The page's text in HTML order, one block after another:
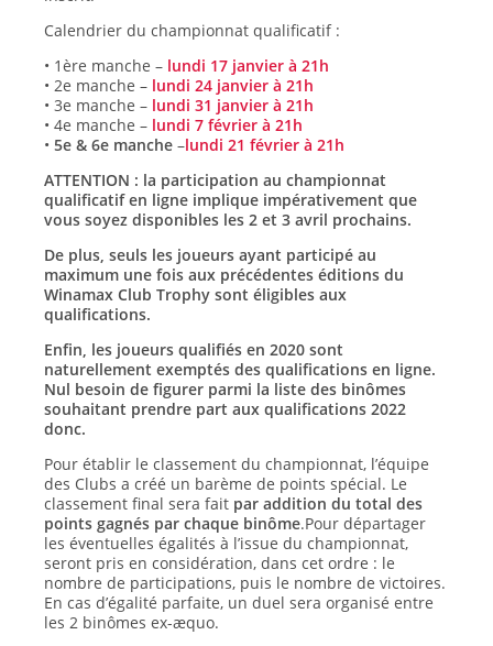
Calendrier du championnat qualificatif :
• 1ère manche – lundi 17 janvier à 21h
• 2e manche – lundi 24 janvier à 21h
• 3e manche – lundi 31 janvier à 21h
• 4e manche – lundi 7 février à 21h
•5e & 6e manche –lundi 21 février à 21h
ATTENTION : la participation au championnat
qualificatif en ligne implique impérativement que
vous soyez disponibles les 2 et 3 avril prochains.
De plus, seuls les joueurs ayant participé au
maximum une fois aux précédentes éditions du
Winamax Club Trophy sont éligibles aux
qualifications.
Enfin, les joueurs qualifiés en 2020 sont
naturellement exemptés des qualifications en ligne.
Nul besoin de figurer parmi la liste des binômes
souhaitant prendre part aux qualifications 2022
donc.
Pour établir le classement du championnat, l’équipe
des Clubs a créé un barème de points spécial. Le
classement final sera fait par addition du total des
points gagnés par chaque binôme.Pour départager
les éventuelles égalités à l’issue du championnat,
seront pris en considération, dans cet ordre : le
nombre de participations, puis le nombre de victoires.
En cas d’égalité parfaite, un duel sera organisé entre
les 2 binômes ex-æquo.